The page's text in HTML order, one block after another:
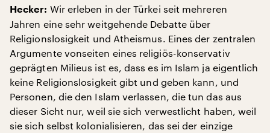
Hecker: Wir erleben in der Türkei seit mehreren
Jahren eine sehr weitgehende Debatte über
Religionslosigkeit und Atheismus. Eines der zentralen
Argumente vonseiten eines religiös-konservativ
geprägten Milieus ist es, dass es im Islam ja eigentlich
keine Religionslosigkeit gibt und geben kann, und
Personen, die den Islam verlassen, die tun das aus
dieser Sicht nur, weil sie sich verwestlicht haben, weil
sie sich selbst kolonialisieren, das sei der einzige